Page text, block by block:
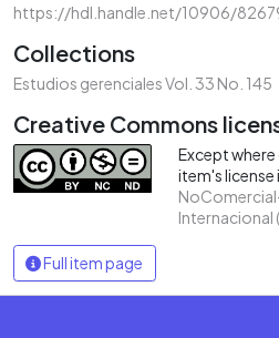
https://hdl.handle.net/10906/
Collections
Estudios gerenciales Vol. 33 No. 145
Creative Commons
Except
item's license
Internacional
Full item page